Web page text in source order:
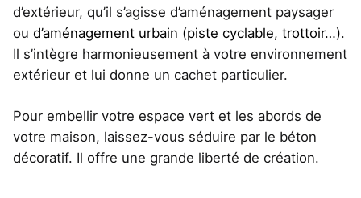
d’extérieur, qu’il s’agisse d’aménagement paysager
ou d’aménagement urbain (piste cyclable, trottoir…).
Il s’intègre harmonieusement à votre environnement
extérieur et lui donne un cachet particulier.
Pour embellir votre espace vert et les abords de
votre maison, laissez-vous séduire par le béton
décoratif. Il offre une grande liberté de création.